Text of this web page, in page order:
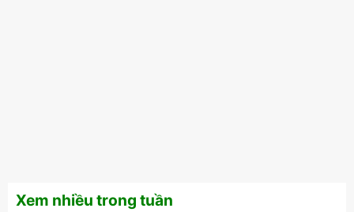
Xem nhiều trong tuần